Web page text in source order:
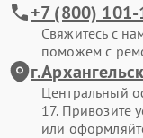
+7 (800)
Свяжитесь с
поможем с
Центральный
17. Привозите
или